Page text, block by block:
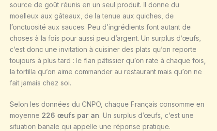
source de goût réunis en un seul produit. Il donne du
moelleux aux gâteaux, de la tenue aux quiches, de
l’onctuosité aux sauces. Peu d’ingrédients font autant de
choses à la fois pour aussi peu d’argent. Un surplus d’œufs,
c’est donc une invitation à cuisiner des plats qu’on reporte
toujours à plus tard : le flan pâtissier qu’on rate à chaque fois,
la tortilla qu’on aime commander au restaurant mais qu’on ne
fait jamais chez soi.
Selon les données du CNPO, chaque Français consomme en
moyenne 226 œufs par an. Un surplus d’œufs, c’est une
situation banale qui appelle une réponse pratique.